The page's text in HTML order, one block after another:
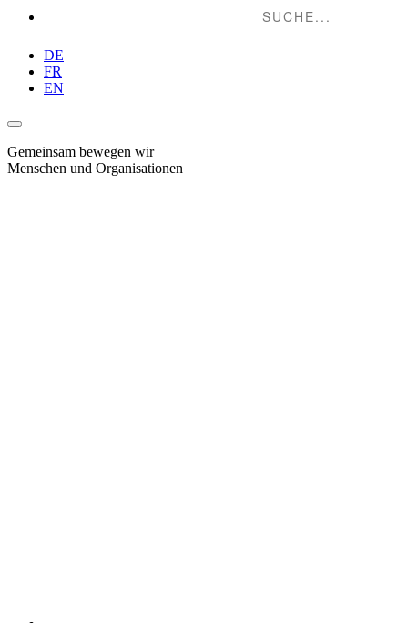
DE
FR
EN
Gemeinsam bewegen wir
Menschen und Organisationen